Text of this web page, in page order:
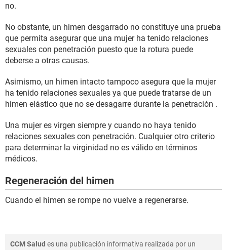
no.
No obstante, un himen desgarrado no constituye una prueba
que permita asegurar que una mujer ha tenido relaciones
sexuales con penetración puesto que la rotura puede
deberse a otras causas.
Asimismo, un himen intacto tampoco asegura que la mujer
ha tenido relaciones sexuales ya que puede tratarse de un
himen elástico que no se desagarre durante la penetración .
Una mujer es virgen siempre y cuando no haya tenido
relaciones sexuales con penetración. Cualquier otro criterio
para determinar la virginidad no es válido en términos
médicos.
Regeneración del himen
Cuando el himen se rompe no vuelve a regenerarse.
CCM Salud es una publicación informativa realizada por un